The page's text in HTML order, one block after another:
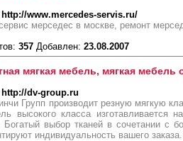
http://www.mercedes-servis.ru/
мерседес в москве, ремонт
357 Добавлен: 23.08.2007
мягкая мебель, мягкая мебель
http://dv-group.ru
Групп производит резную мягкую
высокого класса изготавливается
Богатый выбор тканей в сочетании с
индивидуальность вашего заказа.